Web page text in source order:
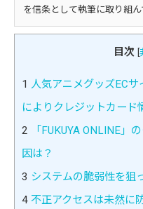
を信条として執筆に取り組ん
目次 [
1 人気アニメグッズEC
によりクレジットカード
2 「FUKUYA ONLINE」
因は？
3 システムの脆弱性を狙
4 不正アクセスは未然に